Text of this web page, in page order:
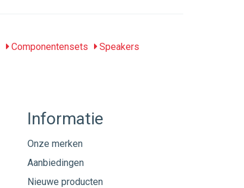
Componentensets Speakers
Informatie
Onze merken
Aanbiedingen
Nieuwe producten